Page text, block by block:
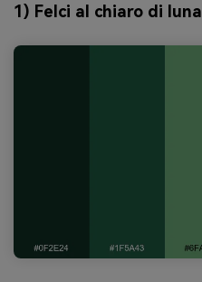
1) Felci al chiaro di luna